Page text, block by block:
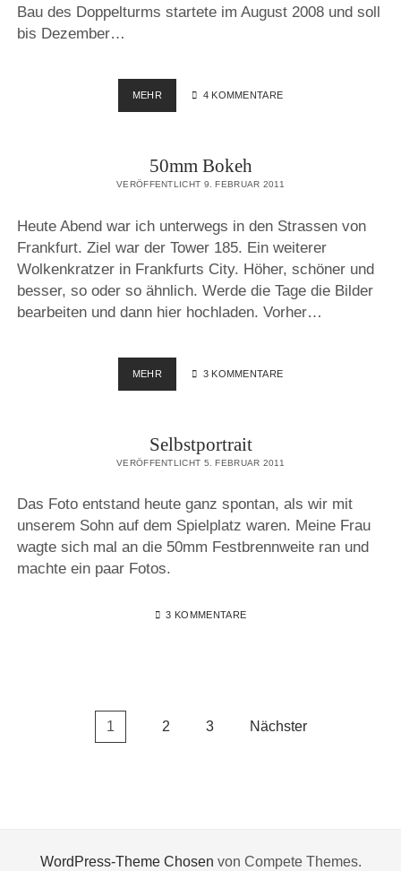
Bau des Doppelturms startete im August 2008 und soll
bis Dezember…
MEHRFRANKFURT
AM
TOWER
185
4 KOMMENTARE
50mm Bokeh
VERÖFFENTLICHT 9. FEBRUAR 2011
Heute Abend war ich unterwegs in den Strassen von
Frankfurt. Ziel war der Tower 185. Ein weiterer
Wolkenkratzer in Frankfurts City. Höher, schöner und
besser, so oder so ähnlich. Werde die Tage die Bilder
bearbeiten und dann hier hochladen. Vorher…
MEHR50MM
BOKEH
3 KOMMENTARE
Selbstportrait
VERÖFFENTLICHT 5. FEBRUAR 2011
Das Foto entstand heute ganz spontan, als wir mit
unserem Sohn auf dem Spielplatz waren. Meine Frau
wagte sich mal an die 50mm Festbrennweite ran und
machte ein paar Fotos.
3 KOMMENTARE
Seitennummerierung
1 2 3 Nächster
WordPress-Theme Chosen von Compete Themes.